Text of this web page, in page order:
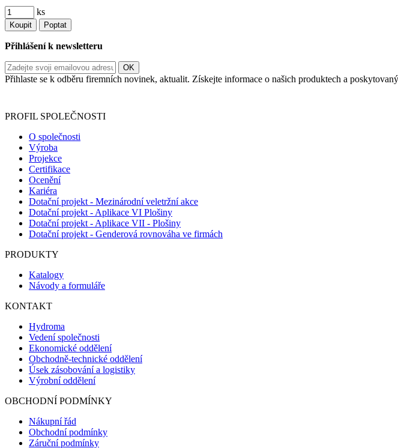
ks
Koupit Poptat
Přihlášení k newsletteru
Přihlaste se k odběru firemních novinek, aktualit. Získejte informace o našich produktech a
PROFIL SPOLEČNOSTI
O společnosti
Výroba
Projekce
Certifikace
Ocenění
Kariéra
Dotační projekt - Mezinárodní veletržní akce
Dotační projekt - Aplikace VI Plošiny
Dotační projekt - Aplikace VII - Plošiny
Dotační projekt - Genderová rovnováha ve firmách
PRODUKTY
Katalogy
Návody a formuláře
KONTAKT
Hydroma
Vedení společnosti
Ekonomické oddělení
Obchodně-technické oddělení
Úsek zásobování a logistiky
Výrobní oddělení
OBCHODNÍ PODMÍNKY
Nákupní řád
Obchodní podmínky
Záruční podmínky